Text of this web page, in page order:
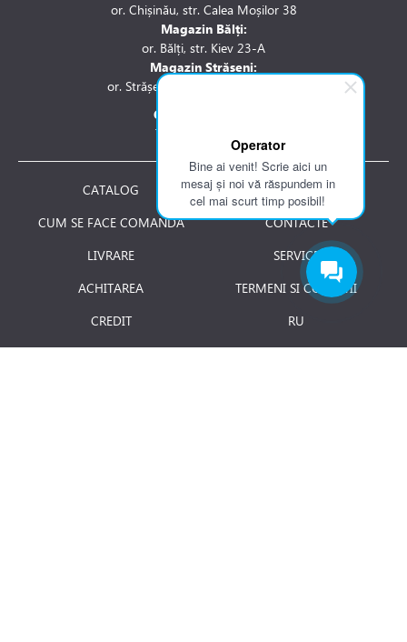
Operator
Bine ai venit! Scrie aici un
mesaj și noi vă răspundem in
cel mai scurt timp posibil!
or. Chișinău, str. Calea Moșilor 38
Magazin Bălți:
or. Bălți, str. Kiev 23-A
Magazin Strășeni:
or. Strășeni, str. Stefan cel Mare 1A
Contactați-ne la:
Tel.: 061 007 744
CATALOG
CUM SE FACE COMANDA
LIVRARE
ACHITAREA
CREDIT
RETURNAREA PRODUSULUI
DESPRE NOI
CONTACTE
SERVICE
TERMENI SI CONDITII
RU
JOBURI